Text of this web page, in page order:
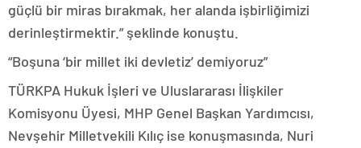
güçlü bir miras bırakmak, her alanda işbirliğimizi
derinleştirmektir.” şeklinde konuştu.
“Boşuna ‘bir millet iki devletiz’ demiyoruz”
TÜRKPA Hukuk İşleri ve Uluslararası İlişkiler
Komisyonu Üyesi, MHP Genel Başkan Yardımcısı,
Nevşehir Milletvekili Kılıç ise konuşmasında, Nuri